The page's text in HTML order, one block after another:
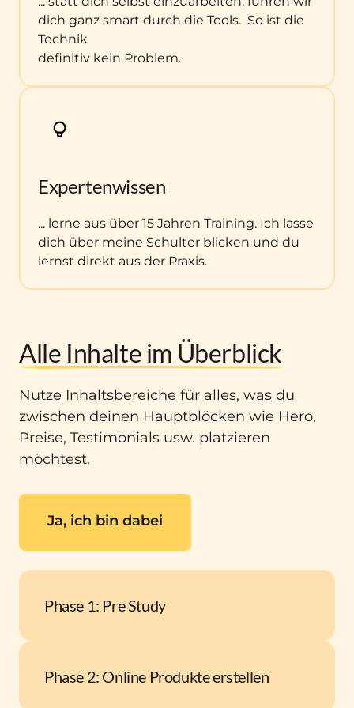
dich ganz smart durch die Tools.  So ist die
Technik
definitiv kein Problem.
Expertenwissen
... lerne aus über 15 Jahren Training. Ich lasse
dich über meine Schulter blicken und du
lernst direkt aus der Praxis.
Alle Inhalte im Überblick
Nutze Inhaltsbereiche für alles, was du
zwischen deinen Hauptblöcken wie Hero,
Preise, Testimonials usw. platzieren
möchtest.
Ja, ich bin dabei
Phase 1: Pre Study
1.2. Trainerpersönlichkeit
1.3. Lernen bei Erwachsenen
Phase 2: Online Produkte erstellen